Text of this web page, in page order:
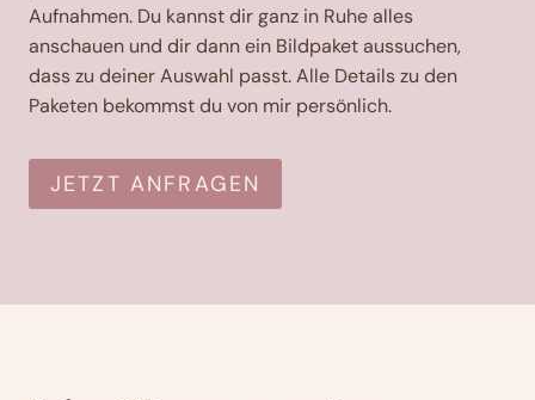
Aufnahmen. Du kannst dir ganz in Ruhe alles
anschauen und dir dann ein Bildpaket aussuchen,
dass zu deiner Auswahl passt. Alle Details zu den
Paketen bekommst du von mir persönlich.
JETZT ANFRAGEN